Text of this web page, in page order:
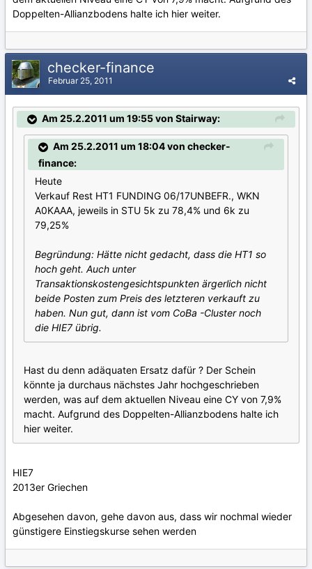
Doppelten-Allianzbodens halte ich hier weiter.
checker-finance
Februar 25, 2011
Am 25.2.2011 um 19:55 von Stairway:
Am 25.2.2011 um 18:04 von checker-
finance:
Heute
Verkauf Rest HT1 FUNDING 06/17UNBEFR., WKN
A0KAAA, jeweils in STU 5k zu 78,4% und 6k zu
79,25%
Begründung: Hätte nicht gedacht, dass die HT1 so
hoch geht. Auch unter
Transaktionskostengesichtspunkten ärgerlich nicht
beide Posten zum Preis des letzteren verkauft zu
haben. Nun gut, dann ist vom CoBa -Cluster noch
die HIE7 übrig.
Hast du denn adäquaten Ersatz dafür ? Der Schein
könnte ja durchaus nächstes Jahr hochgeschrieben
werden, was auf dem aktuellen Niveau eine CY von 7,9%
macht. Aufgrund des Doppelten-Allianzbodens halte ich
hier weiter.
HIE7
2013er Griechen
Abgesehen davon, gehe davon aus, dass wir nochmal wieder
günstigere Einstiegskurse sehen werden